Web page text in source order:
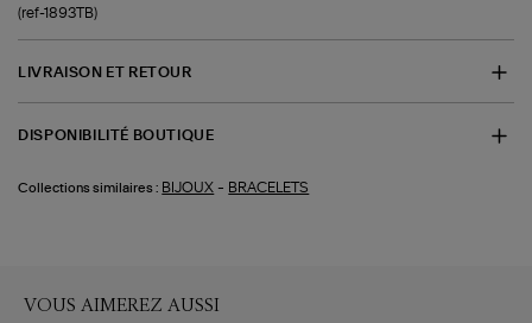
(ref-1893TB)
LIVRAISON ET RETOUR
DISPONIBILITÉ BOUTIQUE
Collections similaires : BIJOUX - BRACELETS
VOUS AIMEREZ AUSSI